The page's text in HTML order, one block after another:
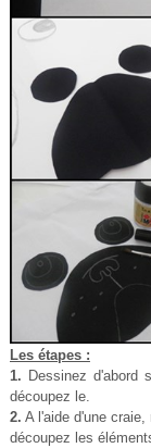
Les étapes :
1. Dessinez d'abord
découpez le.
2. A l'aide d'une
découpez les